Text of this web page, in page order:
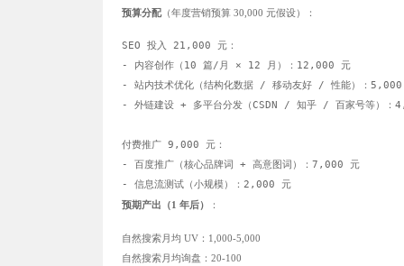
预算分配（年度营销预算 30,000 元假设）：
SEO 投入 21,000 元：
- 内容创作（10 篇/月 × 12 月）：12,000 元
- 站内技术优化（结构化数据 / 移动友好 / 性能）：
- 外链建设 + 多平台分发（CSDN / 知乎 / 百家号等）：
付费推广 9,000 元：
- 百度推广（核心品牌词 + 高意图词）：7,000 元
- 信息流测试（小规模）：2,000 元
预期产出（1 年后） ：
自然搜索月均 UV：1,000-5,000
自然搜索月均询盘：20-100